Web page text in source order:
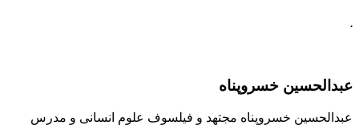
.
عبدالحسین خسروپناه
عبدالحسین خسروپناه مجتهد و فیلسوف علوم انسانی و مدرس